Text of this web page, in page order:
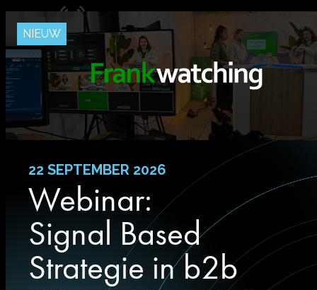
NIEUW
22 SEPTEMBER 2026
Webinar:
Signal Based
Strategie in b2b
Hey Jesse, ik heb een persoonlijke video
voor je opgenomen.